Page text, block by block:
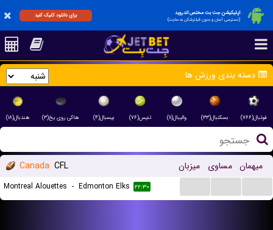
اپلیکیشن جت بت مختص اندروید
(دسترسی آسان و بدون فیلترشکن به سایت)
برای دانلود کلیک کنید
دسته بندی ورزش ها
فوتبال(۷۶۶) بسکتبال(۳۳) والیبال(۱۱) تنیس(۷۶) بیسبال(۴) هاکی روی یخ(۳) هندبال(۱۸)
Canada CFL میزبان مساوی میهمان
Montreal Alouettes - Edmonton Elks ۲۲:۳۰